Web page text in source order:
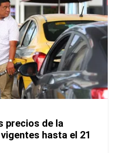
precios de la
hasta el 21